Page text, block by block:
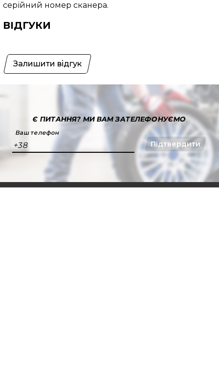
серійний номер сканера.
ВІДГУКИ
Залишити відгук
Є ПИТАННЯ?МИ ВАМ ЗАТЕЛЕФОНУЄМО
Ваш телефон
+38 Підтвердити